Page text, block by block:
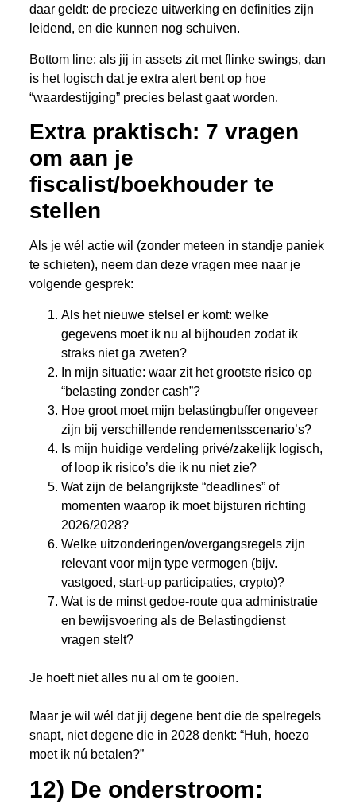
daar geldt: de precieze uitwerking en definities zijn
leidend, en die kunnen nog schuiven.
Bottom line: als jij in assets zit met flinke swings, dan
is het logisch dat je extra alert bent op hoe
“waardestijging” precies belast gaat worden.
Extra praktisch: 7 vragen
om aan je
fiscalist/boekhouder te
stellen
Als je wél actie wil (zonder meteen in standje paniek
te schieten), neem dan deze vragen mee naar je
volgende gesprek:
Als het nieuwe stelsel er komt: welke
gegevens moet ik nu al bijhouden zodat ik
straks niet ga zweten?
In mijn situatie: waar zit het grootste risico op
“belasting zonder cash”?
Hoe groot moet mijn belastingbuffer ongeveer
zijn bij verschillende rendementsscenario’s?
Is mijn huidige verdeling privé/zakelijk logisch,
of loop ik risico’s die ik nu niet zie?
Wat zijn de belangrijkste “deadlines” of
momenten waarop ik moet bijsturen richting
2026/2028?
Welke uitzonderingen/overgangsregels zijn
relevant voor mijn type vermogen (bijv.
vastgoed, start-up participaties, crypto)?
Wat is de minst gedoe-route qua administratie
en bewijsvoering als de Belastingdienst
vragen stelt?
Je hoeft niet alles nu al om te gooien.
Maar je wil wél dat jij degene bent die de spelregels
snapt, niet degene die in 2028 denkt: “Huh, hoezo
moet ik nú betalen?”
12) De onderstroom: